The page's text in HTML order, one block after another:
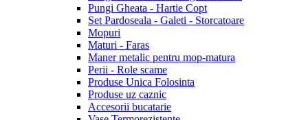
Pungi Gheata - Hartie Copt
Set Pardoseala - Galeti - Storcatoare
Mopuri
Maturi - Faras
Maner metalic pentru mop-matura
Perii - Role scame
Produse Unica Folosinta
Produse uz caznic
Accesorii bucatarie